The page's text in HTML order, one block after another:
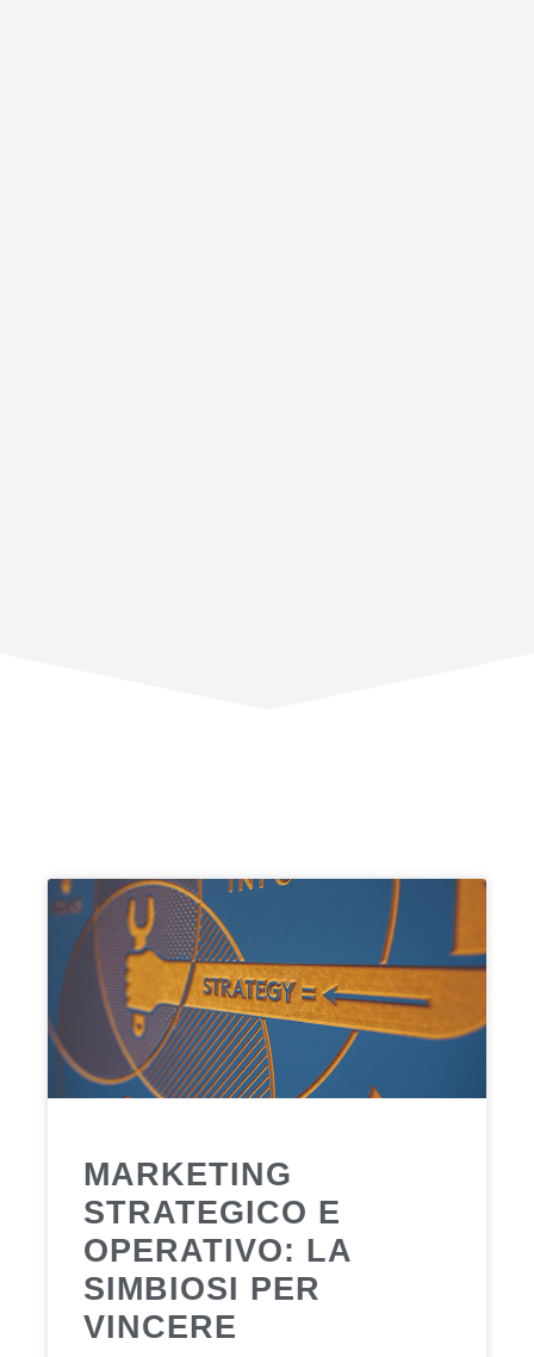
MARKETING
STRATEGICO E
OPERATIVO: LA
SIMBIOSI PER
VINCERE